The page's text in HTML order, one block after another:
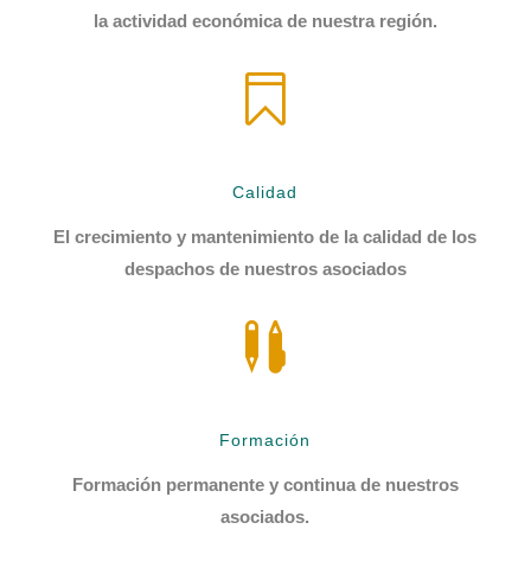
la actividad económica de nuestra región.

Calidad
El crecimiento y mantenimiento de la calidad de los
despachos de nuestros asociados

Formación
Formación permanente y continua de nuestros
asociados.